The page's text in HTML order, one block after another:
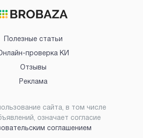
Полезные статьи
проверка КИ
Отзывы
Реклама
сайта, в том числе
означает согласие
соглашением